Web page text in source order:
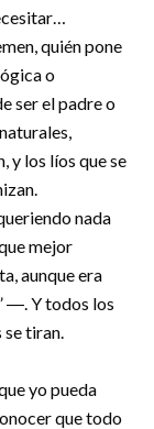
quién pone
o
ser el padre o
y los líos que se
nada
mejor
aunque era
―. Y todos los
se tiran.
yo pueda
que todo